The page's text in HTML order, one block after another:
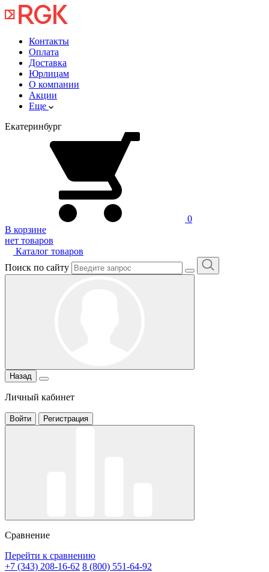
Контакты
Оплата
Доставка
Юрлицам
О компании
Акции
Еще
Екатеринбург
0
В корзине
нет товаров
Каталог товаров
Поиск по сайту
Назад
Личный кабинет
Войти Регистрация
Сравнение
Перейти к сравнению
+7 (343) 208-16-62 8 (800) 551-64-92